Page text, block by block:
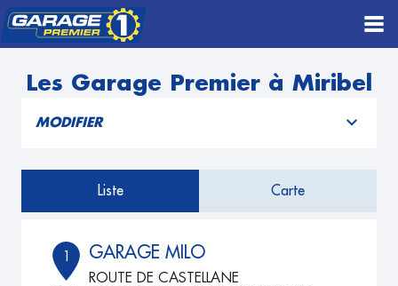
Les Garage Premier à Miribel
MODIFIER
Liste Carte
1 GARAGE MILO
ROUTE DE CASTELLANE